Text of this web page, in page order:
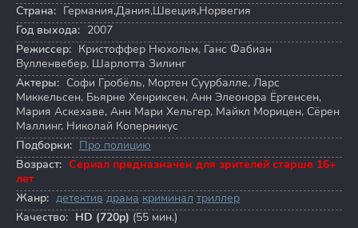
Страна: Германия,Дания,Швеция,Норвегия
Год выхода: 2007
Режиссер: Кристоффер Нюхольм, Ганс Фабиан
Вулленвебер, Шарлотта Зилинг
Актеры: Софи Гробёль, Мортен Суурбалле, Ларс
Миккельсен, Бьярне Хенриксен, Анн Элеонора Ёргенсен,
Мария Аскехаве, Анн Мари Хельгер, Майкл Морицен, Сёрен
Маллинг, Николай Коперникус
Подборки: Про полицию
Возраст: Сериал предназначен для зрителей старше 16+
лет
Жанр: детектив драма криминал триллер
Качество: HD (720p) (55 мин.)